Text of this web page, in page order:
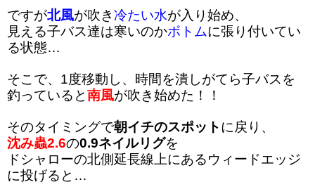
ですが北風が吹き冷たい水が入り始め、
見える子バス達は寒いのかボトムに張り付いてい
る状態…
そこで、1度移動し、時間を潰しがてら子バスを
釣っていると南風が吹き始めた！！
そのタイミングで朝イチのスポットに戻り、
沈み蟲2.6の0.9ネイルリグを
ドシャローの北側延長線上にあるウィードエッジ
に投げると…